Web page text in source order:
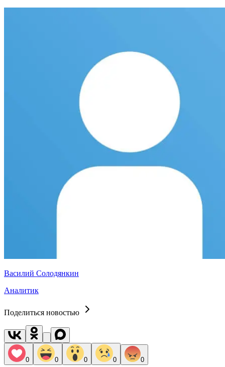
Василий Солодянкин
Аналитик
Поделиться новостью
0 0 0 0 0